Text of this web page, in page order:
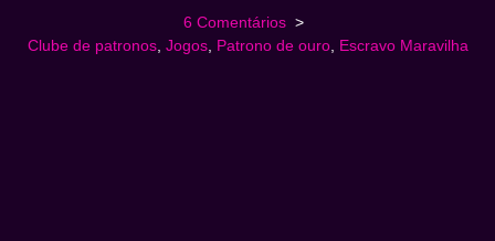
6 Comentários
Clube de patronos, Jogos, Patrono de ouro, Escravo Maravilha